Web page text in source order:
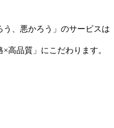
、悪かろう」のサービスは
高品質」にこだわります。